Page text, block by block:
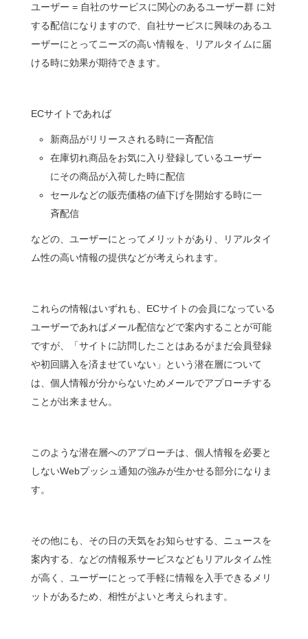
ユーザー = 自社のサービスに関心のあるユーザー群 に対
する配信になりますので、自社サービスに興味のあるユ
ーザーにとってニーズの高い情報を、リアルタイムに届
ける時に効果が期待できます。
ECサイトであれば
新商品がリリースされる時に一斉配信
在庫切れ商品をお気に入り登録しているユーザー
にその商品が入荷した時に配信
セールなどの販売価格の値下げを開始する時に一
斉配信
などの、ユーザーにとってメリットがあり、リアルタイ
ム性の高い情報の提供などが考えられます。
これらの情報はいずれも、ECサイトの会員になっている
ユーザーであればメール配信などで案内することが可能
ですが、「サイトに訪問したことはあるがまだ会員登録
や初回購入を済ませていない」という潜在層について
は、個人情報が分からないためメールでアプローチする
ことが出来ません。
このような潜在層へのアプローチは、個人情報を必要と
しないWebプッシュ通知の強みが生かせる部分になりま
す。
その他にも、その日の天気をお知らせする、ニュースを
案内する、などの情報系サービスなどもリアルタイム性
が高く、ユーザーにとって手軽に情報を入手できるメリ
ットがあるため、相性がよいと考えられます。